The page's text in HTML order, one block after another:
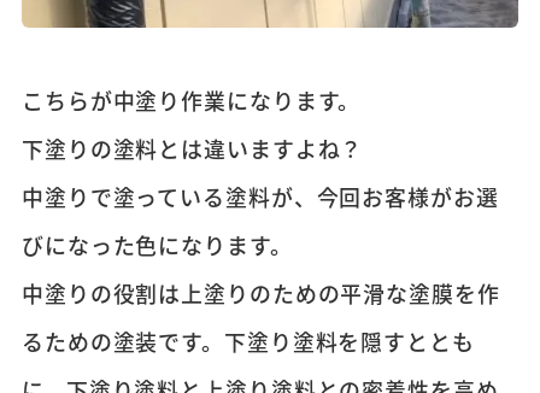
こちらが中塗り作業になります。
下塗りの塗料とは違いますよね？
中塗りで塗っている塗料が、今回お客様がお選
びになった色になります。
中塗りの役割は上塗りのための平滑な塗膜を作
るための塗装です。下塗り塗料を隠すととも